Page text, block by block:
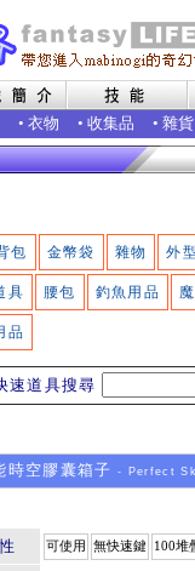
• 衣物 • 收集品 • 雜貨
包 金幣袋 雜物 外
具 腰包 釣魚用品
品
速道具搜尋
空膠囊箱子 - Perfect
可使用 無快速鍵 100堆